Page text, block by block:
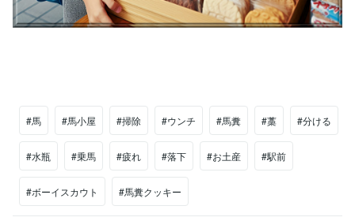
#馬 #馬小屋 #掃除 #ウンチ #馬糞 #藁 #分ける
#水瓶 #乗馬 #疲れ #落下 #お土産 #駅前
#ボーイスカウト #馬糞クッキー